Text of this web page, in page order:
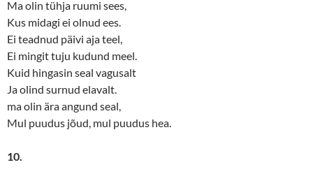
Ma olin tühja ruumi sees,
Kus midagi ei olnud ees.
Ei teadnud päivi aja teel,
Ei mingit tuju kudund meel.
Kuid hingasin seal vagusalt
Ja olind surnud elavalt.
ma olin ära angund seal,
Mul puudus jõud, mul puudus hea.
10.